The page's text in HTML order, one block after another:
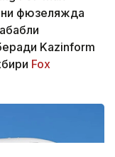
фюзеляжда
Kazinform
Fox